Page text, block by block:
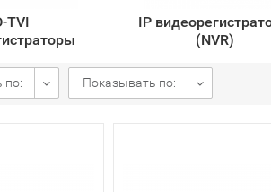
TVI
IP
(NVR)
по: Показывать по: